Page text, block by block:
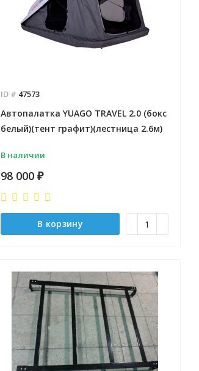
ID # 47573
Автопалатка YUAGO TRAVEL 2.0 (бокс
белый)(тент графит)(лестница 2.6м)
В наличии
98 000₽
В корзину